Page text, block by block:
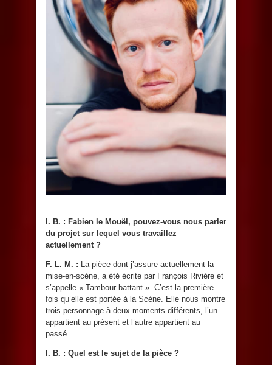
I. B. : Fabien le Mouël, pouvez-vous nous parler
du projet sur lequel vous travaillez
actuellement ?
F. L. M. : La pièce dont j’assure actuellement la
mise-en-scène, a été écrite par François Rivière et
s’appelle « Tambour battant ». C’est la première
fois qu’elle est portée à la Scène. Elle nous montre
trois personnage à deux moments différents, l’un
appartient au présent et l’autre appartient au
passé.
I. B. : Quel est le sujet de la pièce ?